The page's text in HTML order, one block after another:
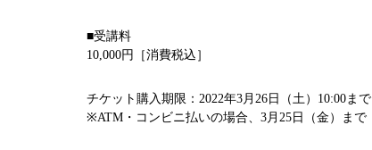
■受講料
10,000円［消費税込］
チケット購入期限：2022年3月26日（土）10:00まで
※ATM・コンビニ払いの場合、3月25日（金）まで